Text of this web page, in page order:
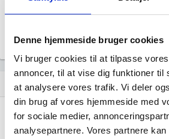
Denne hjemmeside bruger cookies
Vi bruger cookies til at tilpasse
annoncer, til at vise dig funktioner til
at analysere vores trafik. Vi deler
din brug af vores hjemmeside med
for sociale medier,
analysepartnere. Vores partnere
assignment Regnskaber
Resultat i 1000
DKK
2025-12